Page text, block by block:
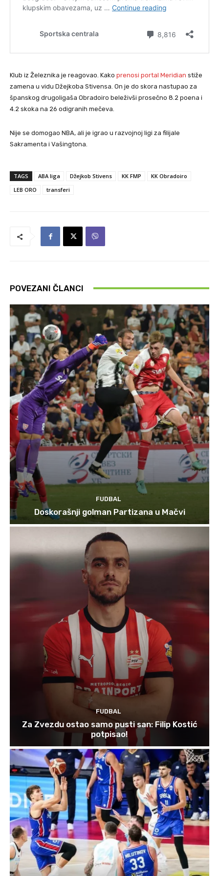
Klub iz Železnika je reagovao. Kako prenosi portal Meridian stiže
zamena u vidu Džejkoba Stivensa. On je do skora nastupao za
španskog drugoligaša Obradoiro beleživši prosečno 8.2 poena i
4.2 skoka na 26 odigranih mečeva.
Nije se domogao NBA, ali je igrao u razvojnoj ligi za filijale
Sakramenta i Vašingtona.
TAGS ABA liga Džejkob Stivens KK FMP
KK Obradoiro
LEB ORO
transferi
POVEZANI ČLANCI
FUDBAL
Doskorašnji golman Partizana u Mačvi
FUDBAL
Za Zvezdu ostao samo pusti san: Filip Kostić
potpisao!